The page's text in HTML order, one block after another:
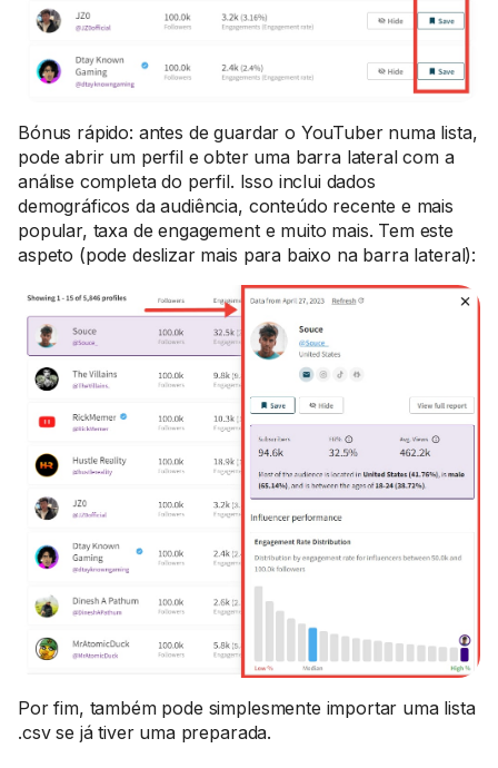
Bónus rápido: antes de guardar o YouTuber numa lista,
pode abrir um perfil e obter uma barra lateral com a
análise completa do perfil. Isso inclui dados
demográficos da audiência, conteúdo recente e mais
popular, taxa de engagement e muito mais. Tem este
aspeto (pode deslizar mais para baixo na barra lateral):
Por fim, também pode simplesmente importar uma lista
.csv se já tiver uma preparada.